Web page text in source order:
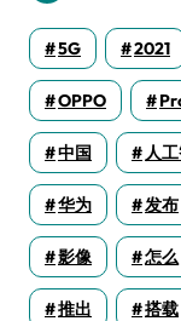
5G 2021
OPPO
中国 人
华为 发布
影像 怎么
推出 搭载